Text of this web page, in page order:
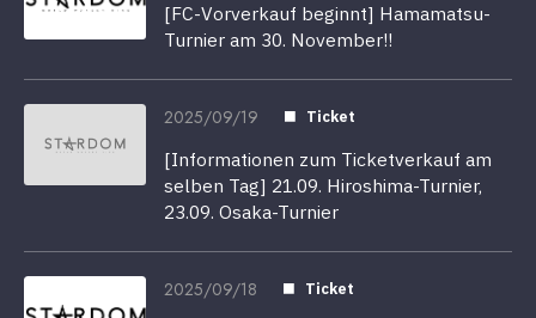
[FC-Vorverkauf beginnt] Hamamatsu-
Turnier am 30. November!!
2025/09/19 Ticket
[Informationen zum Ticketverkauf am
selben Tag] 21.09. Hiroshima-Turnier,
23.09. Osaka-Turnier
2025/09/18 Ticket